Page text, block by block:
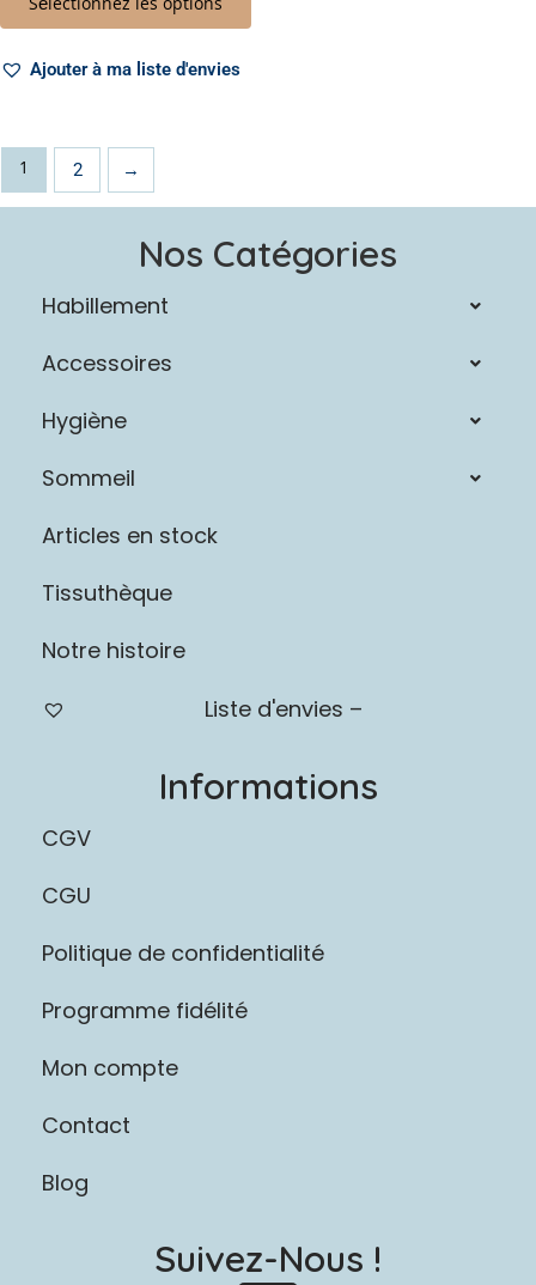
Sélectionnez les options
Ajouter à ma liste d'envies
1 2 →
Nos Catégories
Habillement
Accessoires
Hygiène
Sommeil
Articles en stock
Tissuthèque
Notre histoire
Liste d'envies –
Informations
CGV
CGU
Politique de confidentialité
Programme fidélité
Mon compte
Contact
Blog
Suivez-Nous !